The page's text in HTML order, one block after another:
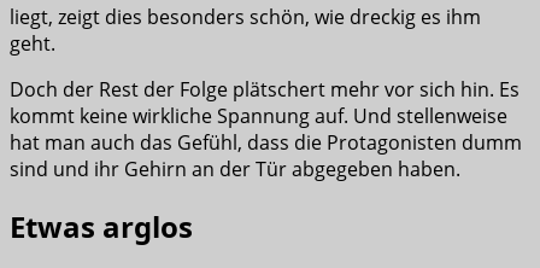
liegt, zeigt dies besonders schön, wie dreckig es ihm
geht.
Doch der Rest der Folge plätschert mehr vor sich hin. Es
kommt keine wirkliche Spannung auf. Und stellenweise
hat man auch das Gefühl, dass die Protagonisten dumm
sind und ihr Gehirn an der Tür abgegeben haben.
Etwas arglos